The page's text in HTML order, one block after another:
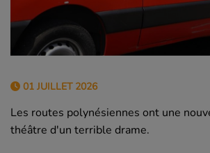
01 JUILLET 2026
Les routes polynésiennes ont une
théâtre d'un terrible drame.